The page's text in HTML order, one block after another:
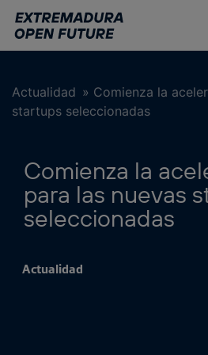
contenido
Actualidad » Comienza la
startups seleccionadas
Comienza la
para las nuevas
seleccionadas
Actualidad